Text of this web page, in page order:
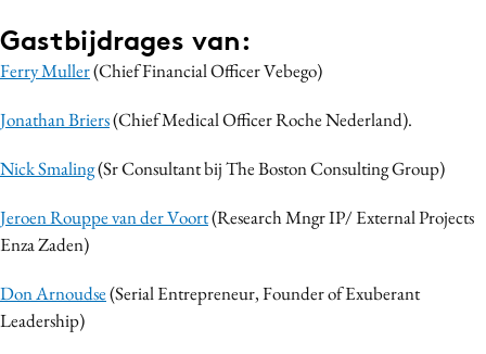
Gastbijdrages van:
Ferry Muller(Chief Financial Officer Vebego)
Jonathan Briers(Chief Medical Officer Roche Nederland).
Nick Smaling(Sr Consultant bij The Boston Consulting Group)
Jeroen Rouppe van der Voort(Research Mngr IP/ External Projects
Enza Zaden)
Don Arnoudse(Serial Entrepreneur, Founder of Exuberant
Leadership)